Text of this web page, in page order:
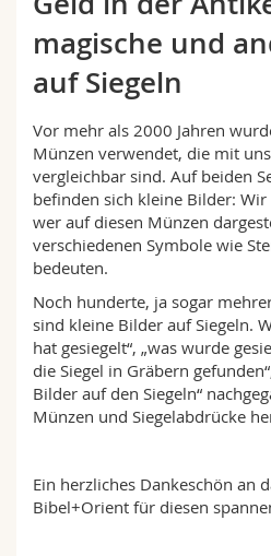
Math.-Nat. und Med. Fak.
Interfakultär
Mitarbeitende
Doktorierende
Webmail
Vorlesungsverzeichnis
MyUnifr
magische und
auf Siegeln
Vor mehr als 2000 Jahren
Münzen verwendet, die mit
vergleichbar sind. Auf beiden
befinden sich kleine Bilder:
wer auf diesen Münzen
verschiedenen Symbole wie
bedeuten.
Noch hunderte, ja sogar
sind kleine Bilder auf Siegeln.
hat gesiegelt“, „was wurde
die Siegel in Gräbern
Bilder auf den Siegeln“
Münzen und Siegelabdrücke
Ein herzliches Dankeschön an
Bibel+Orient für diesen